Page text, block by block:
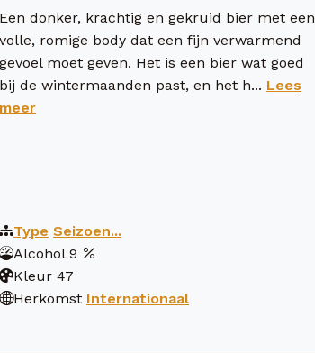
Een donker, krachtig en gekruid bier met een
volle, romige body dat een fijn verwarmend
gevoel moet geven. Het is een bier wat goed
bij de wintermaanden past, en het h... Lees
meer
Type Seizoen...
Alcohol 9
Kleur 47
Herkomst Internationaal